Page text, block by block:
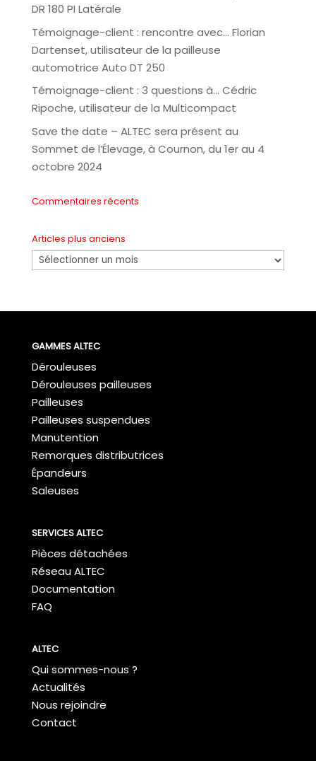
DR 180 PI Latérale
Témoignage-client : rencontre avec… Florian
Dartenset, utilisateur de la pailleuse
automotrice Auto DT 250
Témoignage-client : 3 questions à… Cédric
Ripoche, utilisateur de la Multicompact
Save the date – ALTEC sera présent au
Sommet de l’Élevage, à Cournon, du 1er au 4
octobre 2024
Commentaires récents
Articles plus anciens
Articles
GAMMES ALTEC
Dérouleuses
Dérouleuses pailleuses
Pailleuses
Pailleuses suspendues
Manutention
Remorques distributrices
Épandeurs
Saleuses
SERVICES ALTEC
Pièces détachées
Réseau ALTEC
Documentation
FAQ
ALTEC
Qui sommes-nous ?
Actualités
Nous rejoindre
Contact